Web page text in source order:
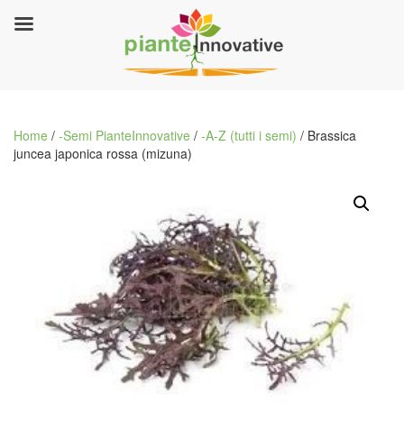
Home / -Semi PianteInnovative / -A-Z (tutti i semi) / Brassica
juncea japonica rossa (mizuna)